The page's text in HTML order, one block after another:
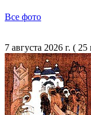
Все фото
7 августа 2026 г. (